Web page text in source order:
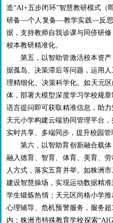
造“AI+五步闭环”智慧教研模式（
研备—个人复备—教学实践—反思
据，支持教师自我诊课与同侪研
校本教研精准化。
第五，以智助管激活校本资
据孤岛、决策滞后等问题，运用
理精细化、决策科学化。如天元
体，部署大模型深度学习学校规
语言提问即可获取精准信息，助
天元小学构建云端协同管理平台
实时共享、多端同步，提升校园管
第六，以智助育创新融合载
融入德育、智育、体育、美育、
人方式，落实五育并举。如株洲
建设智慧操场，实现运动数据精
学生锻炼热情；天元区尚格小学推
心理辅导、危机预警服务，服务超
内；株洲市特殊教育学校探索“